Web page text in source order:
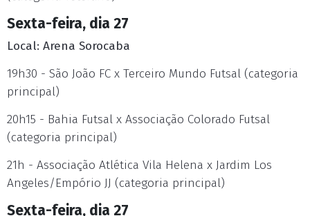
Sexta-feira, dia 27
Local: Arena Sorocaba
19h30 - São João FC x Terceiro Mundo Futsal (categoria
principal)
20h15 - Bahia Futsal x Associação Colorado Futsal
(categoria principal)
21h - Associação Atlética Vila Helena x Jardim Los
Angeles/Empório JJ (categoria principal)
Sexta-feira, dia 27